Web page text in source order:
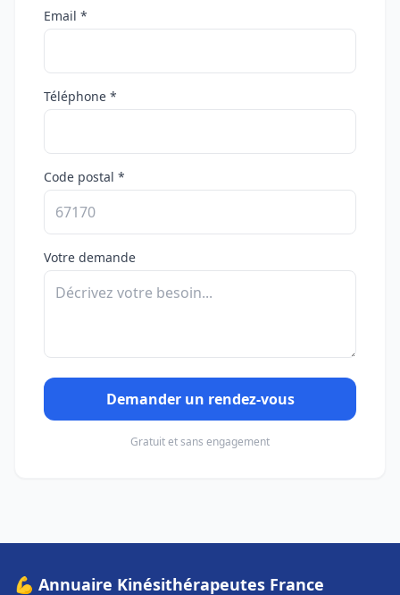
Email *
Téléphone *
Code postal *
Votre demande
Demander un rendez-vous
Gratuit et sans engagement
💪 Annuaire Kinésithérapeutes France